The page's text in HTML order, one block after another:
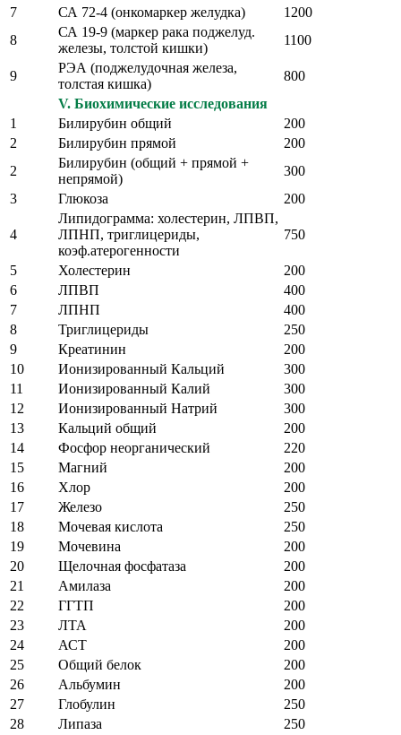
7
СА 72-4 (онкомаркер желудка)
1200
8
СА 19-9 (маркер рака поджелуд.
железы, толстой кишки)
1100
9
РЭА (поджелудочная железа,
толстая кишка)
800
V. Биохимические исследования
1
Билирубин общий
200
2
Билирубин прямой
200
2
Билирубин (общий + прямой +
непрямой)
300
3
Глюкоза 200
4
Липидограмма: холестерин, ЛПВП,
ЛПНП, триглицериды,
коэф.атерогенности
750
5 Холестерин
200
6
ЛПВП
400
7
ЛПНП
400
8
Триглицериды
250
9
Креатинин
200
10
Ионизированный Кальций
300
11
Ионизированный Калий
300
12
Ионизированный Натрий
300
13
Кальций общий
200
14
Фосфор неорганический
220
15
Магний
200
16
Хлор
200
17
Железо
250
18
Мочевая кислота
250
19
Мочевина
200
20
Щелочная фосфатаза
200
21
Амилаза
200
22
ГГТП
200
23
ЛТА
200
24
АСТ
200
25
Общий белок
200
26
Альбумин
200
27
Глобулин
250
28
Липаза
250